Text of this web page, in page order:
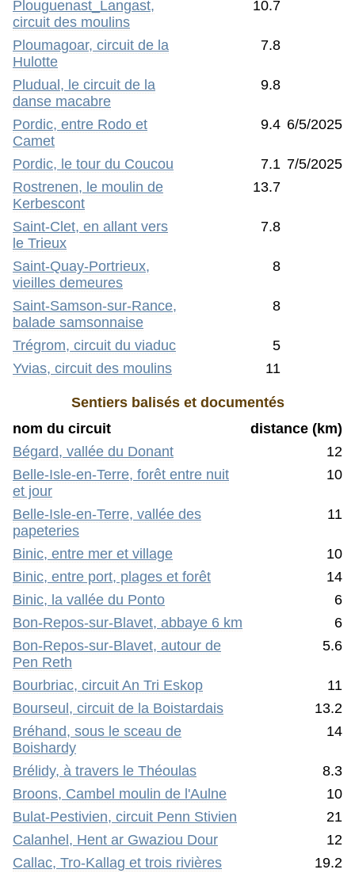
Plouguenast_Langast,
circuit des moulins
10.7
Ploumagoar, circuit de la
Hulotte
7.8
Pludual, le circuit de la
danse macabre
9.8
Pordic, entre Rodo et
Camet
9.4 6/5/2025
Pordic, le tour du Coucou 7.1 7/5/2025
Rostrenen, le moulin de
Kerbescont
13.7
Saint-Clet, en allant vers
le Trieux
7.8
Saint-Quay-Portrieux,
vieilles demeures
8
Saint-Samson-sur-Rance,
balade samsonnaise
8
Trégrom, circuit du viaduc
5
Yvias, circuit des moulins
11
Sentiers balisés et documentés
nom du circuit
distance (km)
Bégard, vallée du Donant
12
Belle-Isle-en-Terre, forêt entre nuit
et jour
10
Belle-Isle-en-Terre, vallée des
papeteries
11
Binic, entre mer et village
10
Binic, entre port, plages et forêt
14
Binic, la vallée du Ponto
6
Bon-Repos-sur-Blavet, abbaye 6 km
6
Bon-Repos-sur-Blavet, autour de
Pen Reth
5.6
Bourbriac, circuit An Tri Eskop
11
Bourseul, circuit de la Boistardais
13.2
Bréhand, sous le sceau de
Boishardy
14
Brélidy, à travers le Théoulas
8.3
Broons, Cambel moulin de l'Aulne
10
Bulat-Pestivien, circuit Penn Stivien
21
Calanhel, Hent ar Gwaziou Dour
12
Callac, Tro-Kallag et trois rivières
19.2